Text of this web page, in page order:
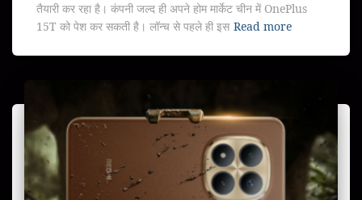
तैयारी कर रहा है। कंपनी जल्द ही अपने होम मार्केट चीन में OnePlus
15T को पेश कर सकती है। लॉन्च से पहले ही इस Read more